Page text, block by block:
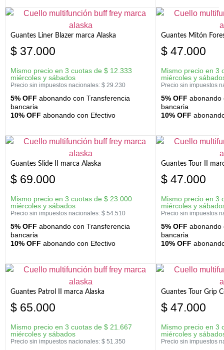
Guantes Liner Blazer marca Alaska
$ 37.000
Mismo precio en 3 cuotas de $ 12.333
miércoles y sábados
Precio sin impuestos nacionales: $ 29.230
5% OFF abonando con Transferencia
bancaria
10% OFF abonando con Efectivo
Guantes Mitón
$ 47.000
Mismo precio en 3
miércoles y
Precio sin impuestos
5% OFF abonando
bancaria
10% OFF
Guantes Slide II marca Alaska
$ 69.000
Mismo precio en 3 cuotas de $ 23.000
miércoles y sábados
Precio sin impuestos nacionales: $ 54.510
5% OFF abonando con Transferencia
bancaria
10% OFF abonando con Efectivo
Guantes Tour II
$ 47.000
Mismo precio en 3
miércoles y
Precio sin impuestos
5% OFF abonando
bancaria
10% OFF
Guantes Patrol II marca Alaska
$ 65.000
Mismo precio en 3 cuotas de $ 21.667
miércoles y sábados
Precio sin impuestos nacionales: $ 51.350
Guantes Tour Grip
$ 47.000
Mismo precio en 3
miércoles y
Precio sin impuestos